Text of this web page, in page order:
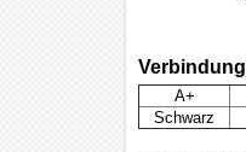
Verbindung
A+
Schwarz